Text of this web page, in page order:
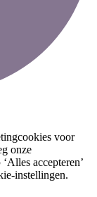
voor
onze
accepteren’
instellingen.